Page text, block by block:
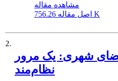
مشاهده مقاله
اصل مقاله 756.26 K
2.
فضای شهری: یک مرور
نظام‌مند